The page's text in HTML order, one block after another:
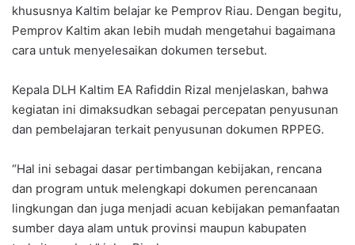
khususnya Kaltim belajar ke Pemprov Riau. Dengan begitu,
Pemprov Kaltim akan lebih mudah mengetahui bagaimana
cara untuk menyelesaikan dokumen tersebut.
Kepala DLH Kaltim EA Rafiddin Rizal menjelaskan, bahwa
kegiatan ini dimaksudkan sebagai percepatan penyusunan
dan pembelajaran terkait penyusunan dokumen RPPEG.
“Hal ini sebagai dasar pertimbangan kebijakan, rencana
dan program untuk melengkapi dokumen perencanaan
lingkungan dan juga menjadi acuan kebijakan pemanfaatan
sumber daya alam untuk provinsi maupun kabupaten